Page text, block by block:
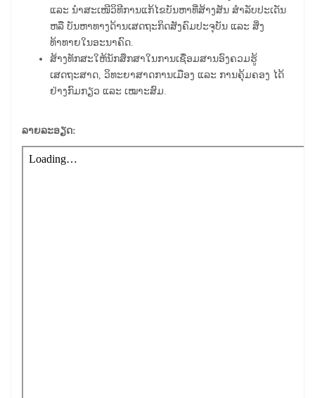
ແລະ ນໍາສະເໜີວິທີການແກ້ໄຂບັນຫາທີ່ສ້າງສັນ ສໍາລັບປະເດັນ
ຫລື ບັນຫາທາງດ້ານເສດຖະກິດສັງຄົມປະຈຸບັນ ແລະ ສິ່ງ
ທ້າທາຍໃນອະນາຄົດ.
ສ້າງທັກສະໃຫ້ນັກສຶກສາໃນການເຊື່ອມສານອົງຄວມຮູ້
ເສດຖະສາດ, ວິທະຍາສາດການເມືອງ ແລະ ການຄຸ້ມຄອງ ໄດ້
ຢ່າງກົມກຽວ ແລະ ເໝາະສົມ.
ລາຍລະອຽດ: